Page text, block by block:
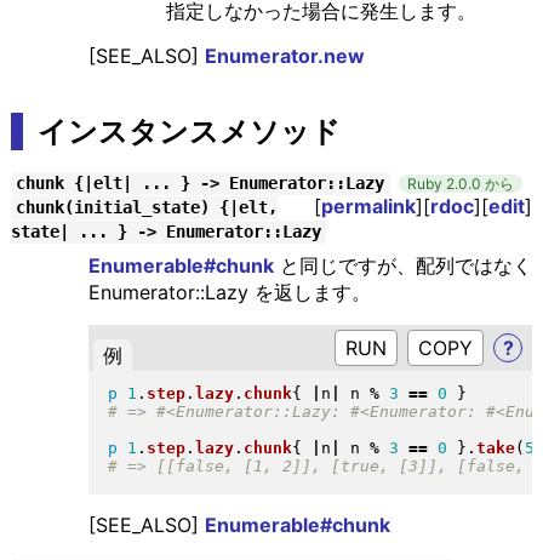
指定しなかった場合に発生します。
[SEE_ALSO] Enumerator.new
インスタンスメソッド
chunk {|elt| ... } -> Enumerator::Lazy Ruby 2.0.0 から
[permalink][rdoc][edit]
chunk(initial_state) {|elt,
state| ... } -> Enumerator::Lazy
Enumerable#chunkと同じですが、配列ではなく
Enumerator::Lazy を返します。
例 RUN ?
p 1 . step. lazy. chunk{ n n % 3 == 0 }
p 1 . step. lazy. chunk{ n n % 3 == 0 } . take( 5
[SEE_ALSO] Enumerable#chunk